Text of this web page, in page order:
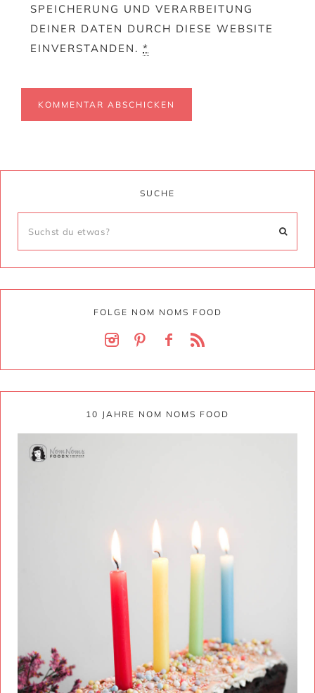
SPEICHERUNG UND VERARBEITUNG
DEINER DATEN DURCH DIESE WEBSITE
EINVERSTANDEN. *
SUCHE
FOLGE NOM NOMS FOOD
10 JAHRE NOM NOMS FOOD